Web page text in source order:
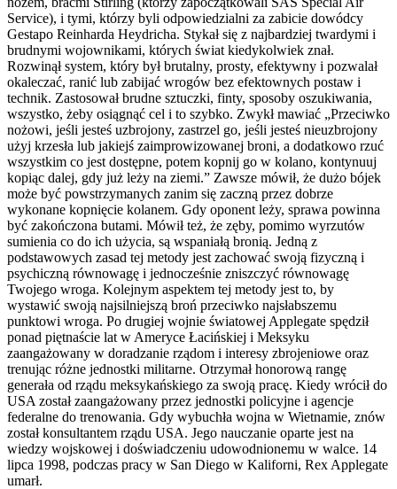
Service), i tymi, którzy byli odpowiedzialni za zabicie dowódcy
Gestapo Reinharda Heydricha. Stykał się z najbardziej twardymi i
brudnymi wojownikami, których świat kiedykolwiek znał.
Rozwinął system, który był brutalny, prosty, efektywny i pozwalał
okaleczać, ranić lub zabijać wrogów bez efektownych postaw i
technik. Zastosował brudne sztuczki, finty, sposoby oszukiwania,
wszystko, żeby osiągnąć cel i to szybko. Zwykł mawiać „Przeciwko
nożowi, jeśli jesteś uzbrojony, zastrzel go, jeśli jesteś nieuzbrojony
użyj krzesła lub jakiejś zaimprowizowanej broni, a dodatkowo rzuć
wszystkim co jest dostępne, potem kopnij go w kolano, kontynuuj
kopiąc dalej, gdy już leży na ziemi.” Zawsze mówił, że dużo bójek
może być powstrzymanych zanim się zaczną przez dobrze
wykonane kopnięcie kolanem. Gdy oponent leży, sprawa powinna
być zakończona butami. Mówił też, że zęby, pomimo wyrzutów
sumienia co do ich użycia, są wspaniałą bronią. Jedną z
podstawowych zasad tej metody jest zachować swoją fizyczną i
psychiczną równowagę i jednocześnie zniszczyć równowagę
Twojego wroga. Kolejnym aspektem tej metody jest to, by
wystawić swoją najsilniejszą broń przeciwko najsłabszemu
punktowi wroga. Po drugiej wojnie światowej Applegate spędził
ponad piętnaście lat w Ameryce Łacińskiej i Meksyku
zaangażowany w doradzanie rządom i interesy zbrojeniowe oraz
trenując różne jednostki militarne. Otrzymał honorową rangę
generała od rządu meksykańskiego za swoją pracę. Kiedy wrócił do
USA został zaangażowany przez jednostki policyjne i agencje
federalne do trenowania. Gdy wybuchła wojna w Wietnamie, znów
został konsultantem rządu USA. Jego nauczanie oparte jest na
wiedzy wojskowej i doświadczeniu udowodnionemu w walce. 14
lipca 1998, podczas pracy w San Diego w Kaliforni, Rex Applegate
umarł.